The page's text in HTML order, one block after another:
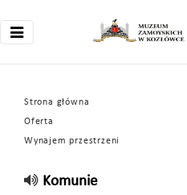
Strona główna
Oferta
Wynajem przestrzeni
Komunie